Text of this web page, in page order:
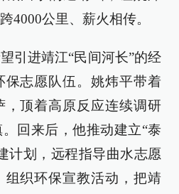
4000公里、薪火相传。
引进靖江“民间河长”的经
保志愿队伍。姚炜平带着
，顶着高原反应连续调研
回来后，他推动建立“泰
计划，远程指导曲水志愿
组织环保宣教活动，把靖